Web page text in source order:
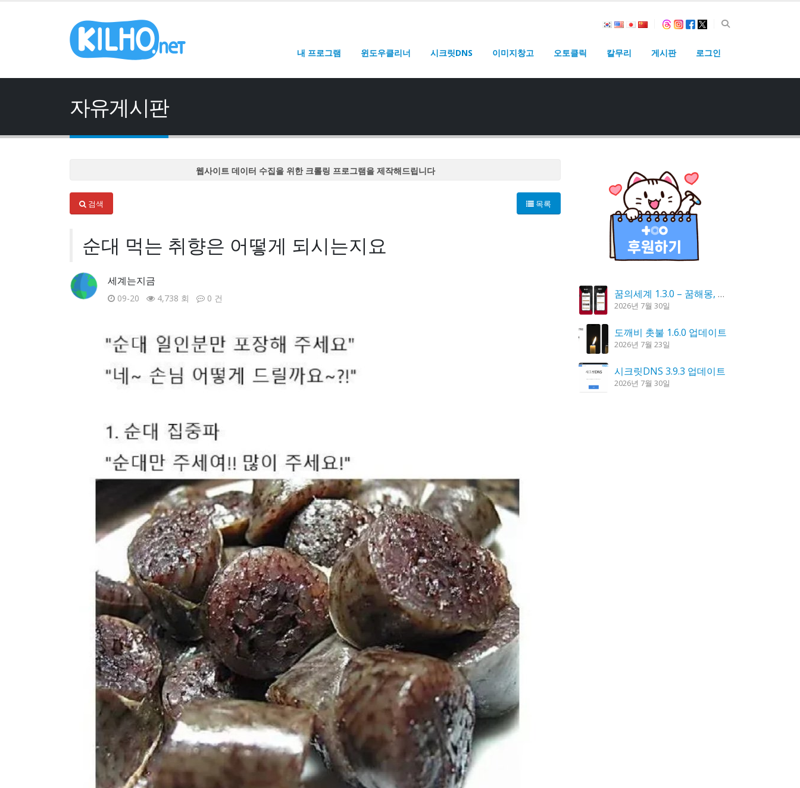
내 프로그램 윈도우클리너 시크릿DNS 이미지창고 오토클릭 칼무리 게시판 로그인
자유게시판
웹사이트 데이터 수집을 위한 크롤링 프로그램을 제작해드립니다
웹사이트 데이터 수집을 위한 크롤링 프로그램을 제작해드립니다
검색 목록
순대 먹는 취향은 어떻게 되시는지요
세계는지금
09-20 4,738 회 0 건 꿈의세계 1.3.0 – 꿈해몽, 꿈풀이
2026년 7월 30일
도깨비 촛불 1.6.0 업데이트
2026년 7월 23일
시크릿DNS 3.9.3 업데이트
2026년 7월 30일